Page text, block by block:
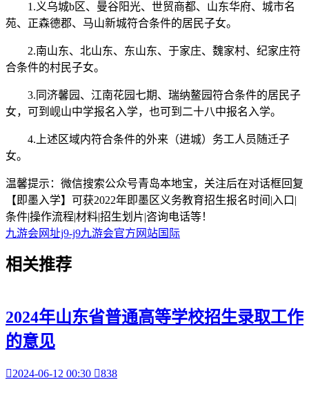
1.义乌城b区、曼谷阳光、世贸商都、山东华府、城市名
苑、正森德郡、马山新城符合条件的居民子女。
2.南山东、北山东、东山东、于家庄、魏家村、纪家庄符
合条件的村民子女。
3.同济馨园、江南花园七期、瑞纳鳌园符合条件的居民子
女，可到岘山中学报名入学，也可到二十八中报名入学。
4.上述区域内符合条件的外来（进城）务工人员随迁子
女。
温馨提示：微信搜索公众号青岛本地宝，关注后在对话框回复
【即墨入学】可获2022年即墨区义务教育招生报名时间|入口|
条件|操作流程|材料|招生划片|咨询电话等！
九游会网址j9-j9九游会官方网站国际
相关推荐
2024年山东省普通高等学校招生录取工作
的意见
2024-06-12 00:30 838